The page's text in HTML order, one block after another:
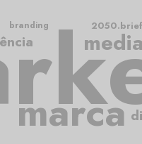
marca
media
branding